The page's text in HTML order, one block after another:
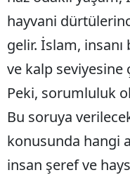
hayvani
gelir. İslam,
ve kalp seviyesine
Peki, sorumluluk
Bu soruya
konusunda hangi
insan şeref ve